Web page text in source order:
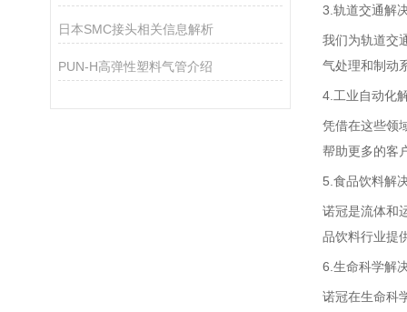
日本SMC接头相关信息解析
PUN-H高弹性塑料气管介绍
3.轨道交通解
我们为轨道交
气处理和制动
4.工业自动化
凭借在这些领
帮助更多的客
5.食品饮料解
诺冠是流体和
品饮料行业提
6.生命科学解
诺冠在生命科